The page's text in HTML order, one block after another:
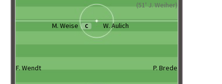
(51' J. Weiher)
M. Weise C W. Aulich
F. Wendt P. Brede